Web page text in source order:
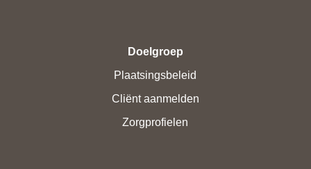
Doelgroep
Plaatsingsbeleid
Cliënt aanmelden
Zorgprofielen